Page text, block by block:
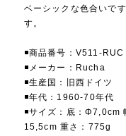
ベーシックな色合いで
す。
◾️商品番号：V511-RUC
◾️メーカー：Rucha
◾️生産国：旧西ドイツ
◾️年代：1960-70年代
◾️サイズ：底：
15,5cm 重さ：775g